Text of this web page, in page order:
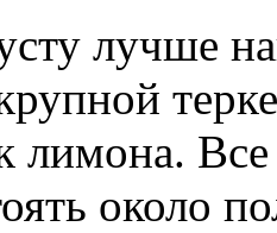
лучше
лимона.
около